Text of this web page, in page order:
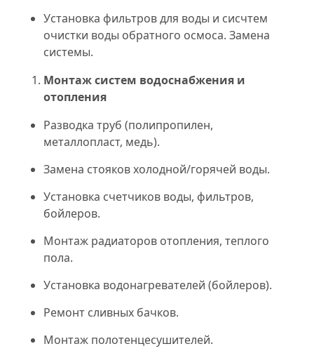
Установка фильтров для воды и сисчтем
очистки воды обратного осмоса. Замена
системы.
Монтаж систем водоснабжения и
отопления
Разводка труб (полипропилен,
металлопласт, медь).
Замена стояков холодной/горячей воды.
Установка счетчиков воды, фильтров,
бойлеров.
Монтаж радиаторов отопления, теплого
пола.
Установка водонагревателей (бойлеров).
Ремонт сливных бачков.
Монтаж полотенцесушителей.